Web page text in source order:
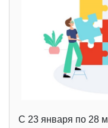
С 23 января по 28